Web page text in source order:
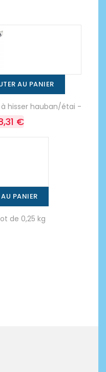
AU PANIER
hisser hauban/étai -
€
PANIER
de 0,25 kg